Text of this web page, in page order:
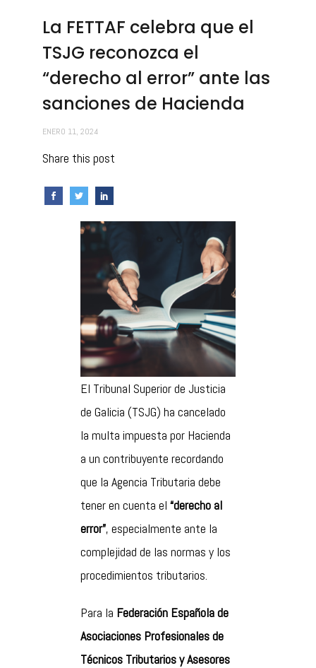
La FETTAF celebra que el
TSJG reconozca el
“derecho al error” ante las
sanciones de Hacienda
ENERO 11, 2024
Share this post
El Tribunal Superior de Justicia
de Galicia (TSJG) ha cancelado
la multa impuesta por Hacienda
a un contribuyente recordando
que la Agencia Tributaria debe
tener en cuenta el “derecho al
error”, especialmente ante la
complejidad de las normas y los
procedimientos tributarios.
Para la Federación Española de
Asociaciones Profesionales de
Técnicos Tributarios y Asesores